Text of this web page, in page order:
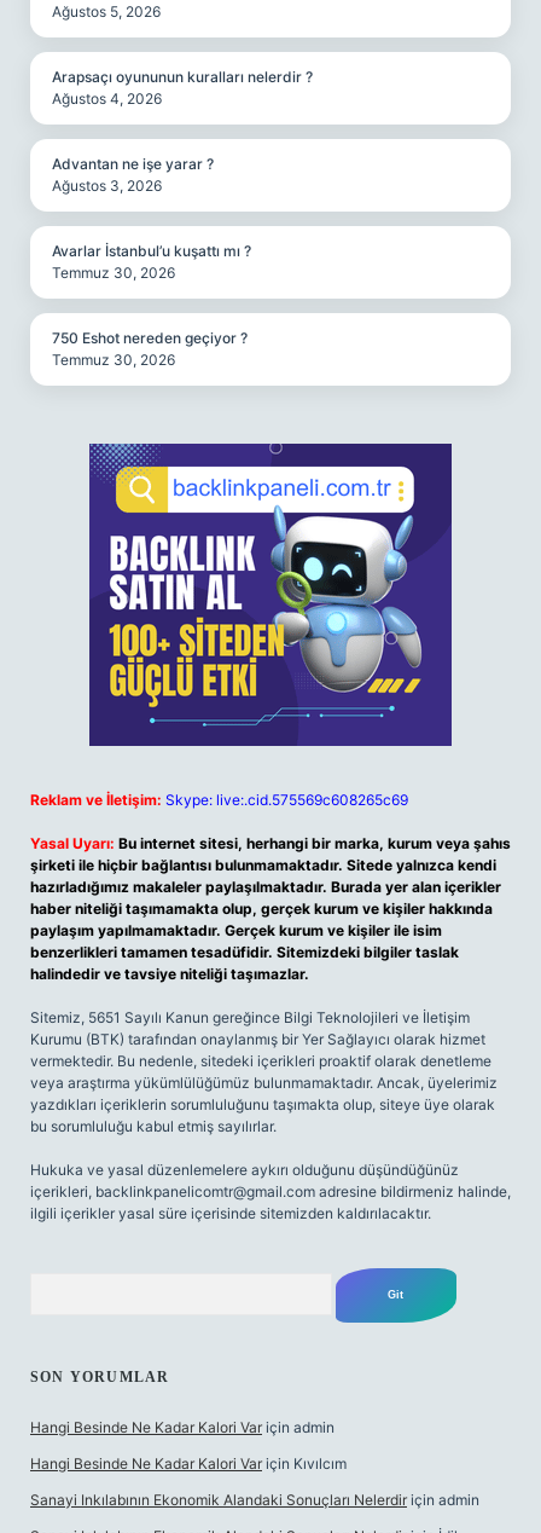
Ağustos 5, 2026
Arapsaçı oyununun kuralları nelerdir ?
Ağustos 4, 2026
Advantan ne işe yarar ?
Ağustos 3, 2026
Avarlar İstanbul’u kuşattı mı ?
Temmuz 30, 2026
750 Eshot nereden geçiyor ?
Temmuz 30, 2026
Reklam ve İletişim: Skype: live:.cid.575569c608265c69
Yasal Uyarı: Bu internet sitesi, herhangi bir marka, kurum veya şahıs
şirketi ile hiçbir bağlantısı bulunmamaktadır. Sitede yalnızca kendi
hazırladığımız makaleler paylaşılmaktadır. Burada yer alan içerikler
haber niteliği taşımamakta olup, gerçek kurum ve kişiler hakkında
paylaşım yapılmamaktadır. Gerçek kurum ve kişiler ile isim
benzerlikleri tamamen tesadüfidir. Sitemizdeki bilgiler taslak
halindedir ve tavsiye niteliği taşımazlar.
Sitemiz, 5651 Sayılı Kanun gereğince Bilgi Teknolojileri ve İletişim
Kurumu (BTK) tarafından onaylanmış bir Yer Sağlayıcı olarak hizmet
vermektedir. Bu nedenle, sitedeki içerikleri proaktif olarak denetleme
veya araştırma yükümlülüğümüz bulunmamaktadır. Ancak, üyelerimiz
yazdıkları içeriklerin sorumluluğunu taşımakta olup, siteye üye olarak
bu sorumluluğu kabul etmiş sayılırlar.
Hukuka ve yasal düzenlemelere aykırı olduğunu düşündüğünüz
içerikleri, backlinkpanelicomtr@gmail.com adresine bildirmeniz halinde,
ilgili içerikler yasal süre içerisinde sitemizden kaldırılacaktır.
SON YORUMLAR
Hangi Besinde Ne Kadar Kalori Var için admin
Hangi Besinde Ne Kadar Kalori Var için Kıvılcım
Sanayi Inkılabının Ekonomik Alandaki Sonuçları Nelerdir için admin